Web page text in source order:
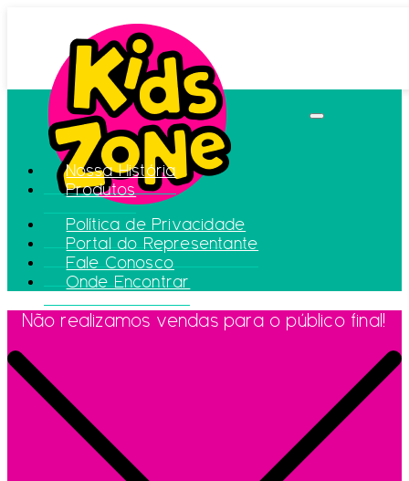
Nossa História
Produtos
Política de Privacidade
Portal do Representante
Fale Conosco
Onde Encontrar
Não realizamos vendas para o público final!